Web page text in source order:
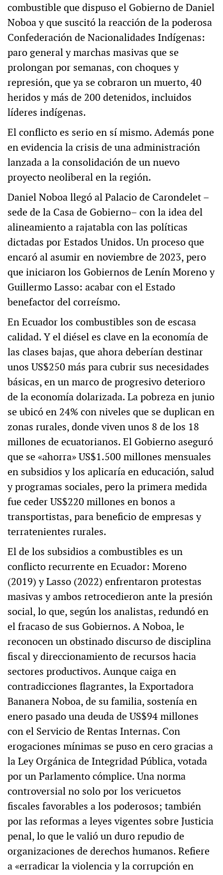
combustible que dispuso el Gobierno de Daniel
Noboa y que suscitó la reacción de la poderosa
Confederación de Nacionalidades Indígenas:
paro general y marchas masivas que se
prolongan por semanas, con choques y
represión, que ya se cobraron un muerto, 40
heridos y más de 200 detenidos, incluidos
líderes indígenas.
El conflicto es serio en sí mismo. Además pone
en evidencia la crisis de una administración
lanzada a la consolidación de un nuevo
proyecto neoliberal en la región.
Daniel Noboa llegó al Palacio de Carondelet –
sede de la Casa de Gobierno– con la idea del
alineamiento a rajatabla con las políticas
dictadas por Estados Unidos. Un proceso que
encaró al asumir en noviembre de 2023, pero
que iniciaron los Gobiernos de Lenín Moreno y
Guillermo Lasso: acabar con el Estado
benefactor del correísmo.
En Ecuador los combustibles son de escasa
calidad. Y el diésel es clave en la economía de
las clases bajas, que ahora deberían destinar
unos US$250 más para cubrir sus necesidades
básicas, en un marco de progresivo deterioro
de la economía dolarizada. La pobreza en junio
se ubicó en 24% con niveles que se duplican en
zonas rurales, donde viven unos 8 de los 18
millones de ecuatorianos. El Gobierno aseguró
que se «ahorra» US$1.500 millones mensuales
en subsidios y los aplicaría en educación, salud
y programas sociales, pero la primera medida
fue ceder US$220 millones en bonos a
transportistas, para beneficio de empresas y
terratenientes rurales.
El de los subsidios a combustibles es un
conflicto recurrente en Ecuador: Moreno
(2019) y Lasso (2022) enfrentaron protestas
masivas y ambos retrocedieron ante la presión
social, lo que, según los analistas, redundó en
el fracaso de sus Gobiernos. A Noboa, le
reconocen un obstinado discurso de disciplina
fiscal y direccionamiento de recursos hacia
sectores productivos. Aunque caiga en
contradicciones flagrantes, la Exportadora
Bananera Noboa, de su familia, sostenía en
enero pasado una deuda de US$94 millones
con el Servicio de Rentas Internas. Con
erogaciones mínimas se puso en cero gracias a
la Ley Orgánica de Integridad Pública, votada
por un Parlamento cómplice. Una norma
controversial no solo por los vericuetos
fiscales favorables a los poderosos; también
por las reformas a leyes vigentes sobre Justicia
penal, lo que le valió un duro repudio de
organizaciones de derechos humanos. Refiere
a «erradicar la violencia y la corrupción en